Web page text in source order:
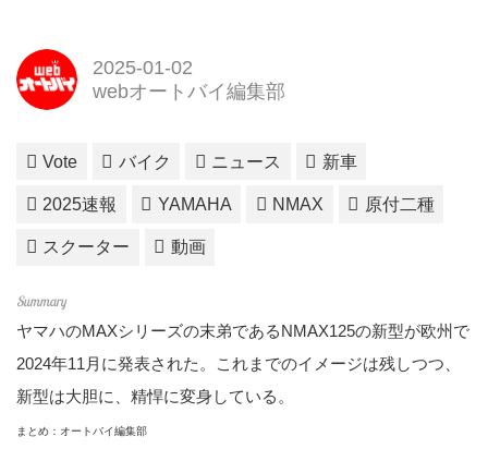
2025-01-02
webオートバイ編集部
Vote バイク ニュース 新車
2025速報 YAMAHA NMAX 原付二種
スクーター 動画
ヤマハのMAXシリーズの末弟であるNMAX125の新型が欧州で
2024年11月に発表された。これまでのイメージは残しつつ、
新型は大胆に、精悍に変身している。
まとめ：オートバイ編集部